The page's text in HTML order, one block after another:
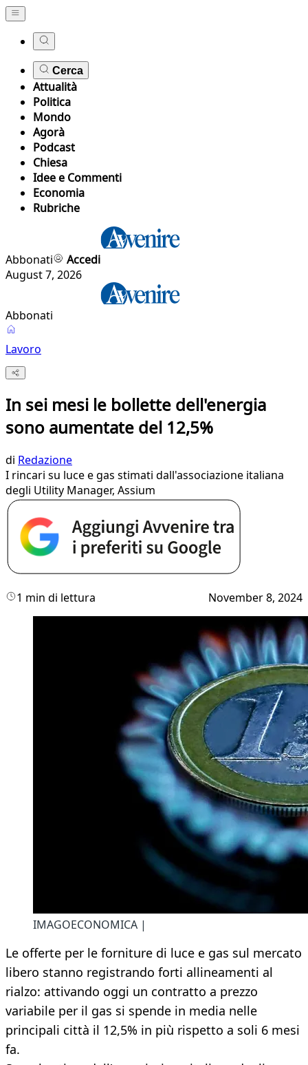
Cerca
Attualità
Politica
Mondo
Agorà
Podcast
Chiesa
Idee e Commenti
Economia
Rubriche
Abbonati
Accedi
August 7, 2026
Abbonati
Lavoro
In sei mesi le bollette dell'energia
sono aumentate del 12,5%
di Redazione
I rincari su luce e gas stimati dall'associazione italiana
degli Utility Manager, Assium
1 min di lettura November 8, 2024
IMAGOECONOMICA |
Le offerte per le forniture di luce e gas sul mercato
libero stanno registrando forti allineamenti al
rialzo: attivando oggi un contratto a prezzo
variabile per il gas si spende in media nelle
principali città il 12,5% in più rispetto a soli 6 mesi
fa.